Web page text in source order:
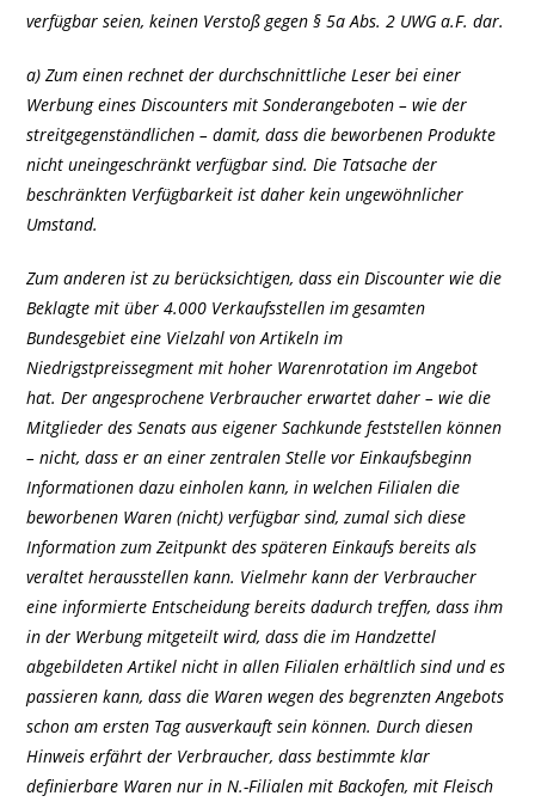
verfügbar seien, keinen Verstoß gegen § 5a Abs. 2 UWG a.F. dar.
a) Zum einen rechnet der durchschnittliche Leser bei einer
Werbung eines Discounters mit Sonderangeboten – wie der
streitgegenständlichen – damit, dass die beworbenen Produkte
nicht uneingeschränkt verfügbar sind. Die Tatsache der
beschränkten Verfügbarkeit ist daher kein ungewöhnlicher
Umstand.
Zum anderen ist zu berücksichtigen, dass ein Discounter wie die
Beklagte mit über 4.000 Verkaufsstellen im gesamten
Bundesgebiet eine Vielzahl von Artikeln im
Niedrigstpreissegment mit hoher Warenrotation im Angebot
hat. Der angesprochene Verbraucher erwartet daher – wie die
Mitglieder des Senats aus eigener Sachkunde feststellen können
– nicht, dass er an einer zentralen Stelle vor Einkaufsbeginn
Informationen dazu einholen kann, in welchen Filialen die
beworbenen Waren (nicht) verfügbar sind, zumal sich diese
Information zum Zeitpunkt des späteren Einkaufs bereits als
veraltet herausstellen kann. Vielmehr kann der Verbraucher
eine informierte Entscheidung bereits dadurch treffen, dass ihm
in der Werbung mitgeteilt wird, dass die im Handzettel
abgebildeten Artikel nicht in allen Filialen erhältlich sind und es
passieren kann, dass die Waren wegen des begrenzten Angebots
schon am ersten Tag ausverkauft sein können. Durch diesen
Hinweis erfährt der Verbraucher, dass bestimmte klar
definierbare Waren nur in N.-Filialen mit Backofen, mit Fleisch